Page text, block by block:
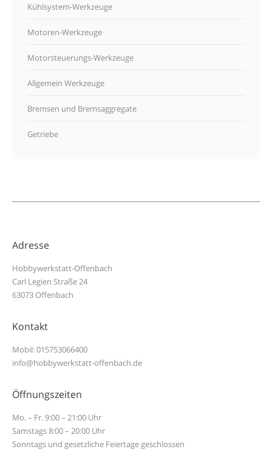
Kühlsystem-Werkzeuge
Motoren-Werkzeuge
Motorsteuerungs-Werkzeuge
Allgemein Werkzeuge
Bremsen und Bremsaggregate
Getriebe
Adresse
Hobbywerkstatt-Offenbach
Carl Legien Straße 24
63073 Offenbach
Kontakt
Mobil: 015753066400
info@hobbywerkstatt-offenbach.de
Öffnungszeiten
Mo. – Fr. 9:00 – 21:00 Uhr
Samstags 8:00 – 20:00 Uhr
Sonntags und gesetzliche Feiertage geschlossen